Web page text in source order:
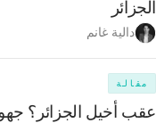
الجزائر
دالية غانم
مقالة
عقب أخيل الجزائر؟